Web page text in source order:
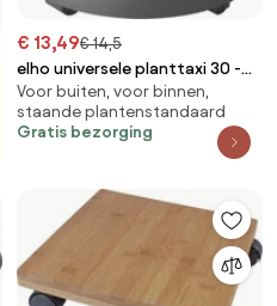
€ 13,49€ 14,5
elho universele planttaxi 30 -
Anthracite - Plantentrolley op 4
wielen
Voor buiten, voor binnen,
staande plantenstandaard
Gratis bezorging